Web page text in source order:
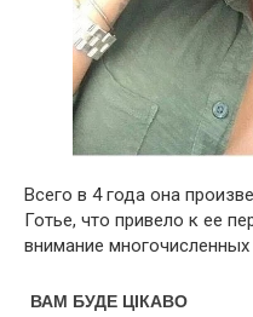
Всего в 4 года она
Готье, что привело к ее
внимание